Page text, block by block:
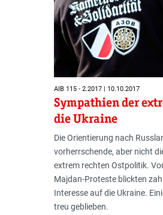
AIB 115 - 2.2017 | 10.10.2017
Sympathien der
die Ukraine
Die Orientierung nach
vorherrschende, aber nicht
extrem rechten Ostpolitik.
Majdan-Proteste blickten
Interesse auf die Ukraine.
treu geblieben.